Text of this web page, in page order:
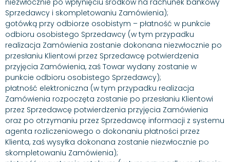
niezwłocznie po wpłynięciu środków na rachunek bankowy
Sprzedawcy i skompletowaniu Zamówienia);
gotówką przy odbiorze osobistym – płatność w punkcie
odbioru osobistego Sprzedawcy (w tym przypadku
realizacja Zamówienia zostanie dokonana niezwłocznie po
przesłaniu Klientowi przez Sprzedawcę potwierdzenia
przyjęcia Zamówienia, zaś Towar wydany zostanie w
punkcie odbioru osobistego Sprzedawcy);
płatność elektroniczna (w tym przypadku realizacja
Zamówienia rozpoczęta zostanie po przesłaniu Klientowi
przez Sprzedawcę potwierdzenia przyjęcia Zamówienia
oraz po otrzymaniu przez Sprzedawcę informacji z systemu
agenta rozliczeniowego o dokonaniu płatności przez
Klienta, zaś wysyłka dokonana zostanie niezwłocznie po
skompletowaniu Zamówienia);